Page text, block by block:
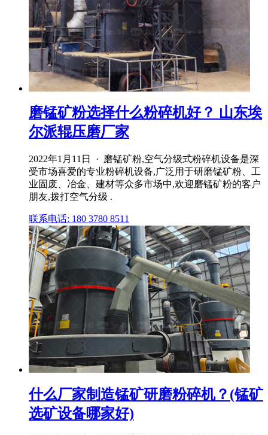
磨锰矿粉选择什么粉碎机好？ 山东埃
尔派辊压磨厂家
2022年1月11日 · 磨锰矿粉,空气分级式粉碎机设备是深
受市场喜爱的专业粉碎机设备,广泛用于研磨锰矿粉、工
业固废、冶金、建材等众多市场中,欢迎磨锰矿粉的客户
朋友,拨打空气分级 .
联系电话: 180 3780 8511
什么厂家制造锰矿研磨粉碎机？(锰矿
选矿设备哪家好)